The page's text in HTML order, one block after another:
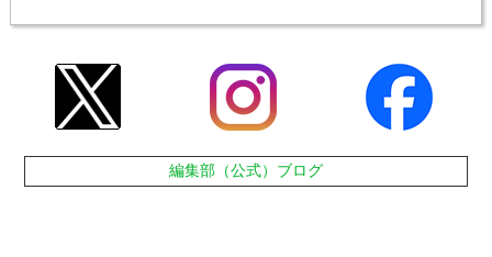
編集部（公式）ブログ